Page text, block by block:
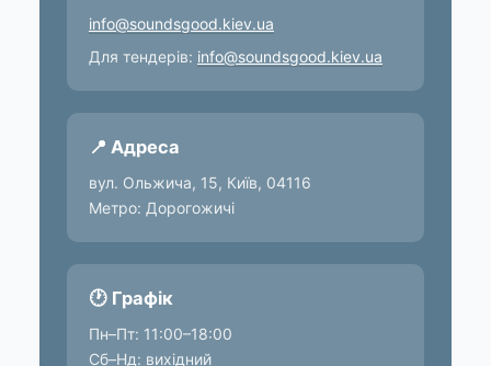
info@soundsgood.kiev.ua
Для тендерів: info@soundsgood.kiev.ua
📍 Адреса
вул. Ольжича, 15, Київ, 04116
Метро: Дорогожичі
🕐 Графік
Пн–Пт: 11:00–18:00
Сб–Нд: вихідний